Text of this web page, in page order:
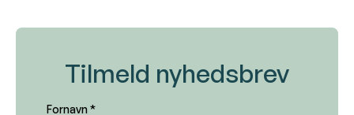
Tilmeld nyhedsbrev
Fornavn *